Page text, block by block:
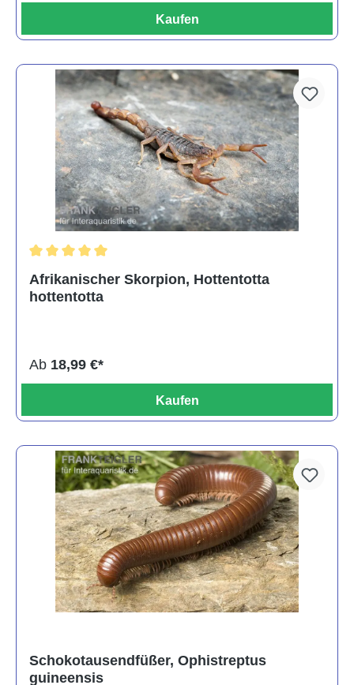
Kaufen
Afrikanischer Skorpion, Hottentotta
hottentotta
Ab 18,99 €*
Kaufen
Schokotausendfüßer, Ophistreptus
guineensis